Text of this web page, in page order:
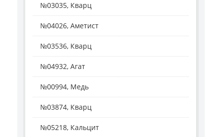
№03035, Кварц
№04026, Аметист
№03536, Кварц
№04932, Агат
№00994, Медь
№03874, Кварц
№05218, Кальцит